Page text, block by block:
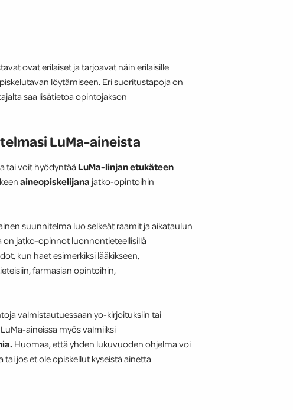
ovat erilaiset ja tarjoavat näin erilaisille
löytämiseen. Eri suoritustapoja on
saa lisätietoa opintojakson
LuMa-aineista
tai voit hyödyntää LuMa-linjan etukäteen
aineopiskelijana jatko-opintoihin
suunnitelma luo selkeät raamit ja aikataulun
jatko-opinnot luonnontieteellisillä
kun haet esimerkiksi lääkikseen,
farmasian opintoihin,
valmistautuessaan yo-kirjoituksiin tai
aineissa myös valmiiksi
Huomaa, että yhden lukuvuoden ohjelma voi
tai jos et ole opiskellut kyseistä ainetta